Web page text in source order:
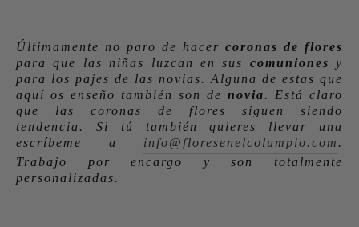
Últimamente no paro de hacer coronas de flores
para que las niñas luzcan en sus comuniones y
para los pajes de las novias. Alguna de estas que
aquí os enseño también son de novia. Está claro
que las coronas de flores siguen siendo
tendencia. Si tú también quieres llevar una
escríbeme a info@floresenelcolumpio.com .
Trabajo por encargo y son totalmente
personalizadas.